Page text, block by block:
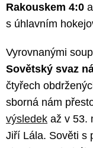
Rakouskem 4:0
s úhlavním
Vyrovnanými
Sovětský svaz
čtyřech
sborná nám
výsledek až v 53.
Jiří Lála. Sověti s